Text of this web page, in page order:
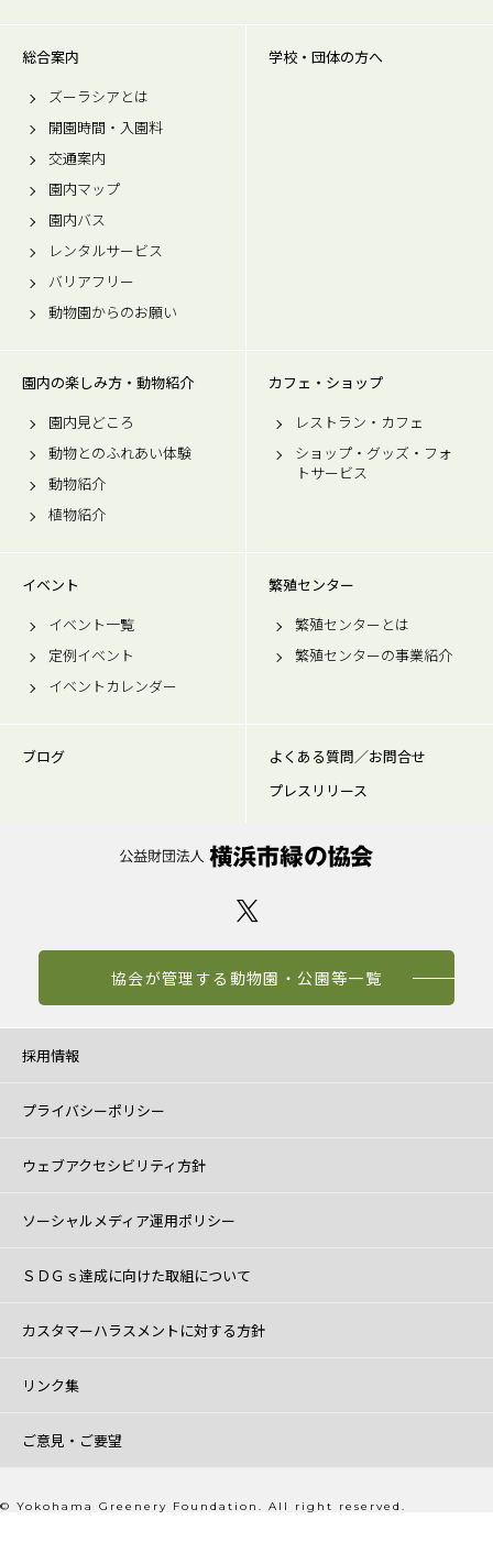
総合案内
ズーラシアとは
開園時間・入園料
交通案内
園内マップ
園内バス
レンタルサービス
バリアフリー
動物園からのお願い
学校・団体の方へ
園内の楽しみ方・動物紹介
園内見どころ
動物とのふれあい体験
動物紹介
植物紹介
カフェ・ショップ
レストラン・カフェ
ショップ・グッズ・フォ
トサービス
イベント
イベント一覧
定例イベント
イベントカレンダー
繁殖センター
繁殖センターとは
繁殖センターの事業紹介
ブログ
よくある質問／お問合せ
プレスリリース
協会が管理する動物園・公園等一覧
採用情報
プライバシーポリシー
ウェブアクセシビリティ方針
ソーシャルメディア運用ポリシー
ＳＤＧｓ達成に向けた取組について
カスタマーハラスメントに対する方針
リンク集
ご意見・ご要望
© Yokohama Greenery Foundation. All right reserved.